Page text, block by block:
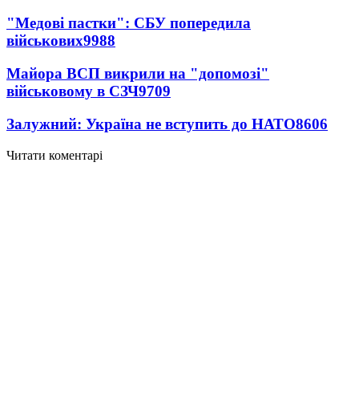
"Медові пастки": СБУ попередила
військових9988
Майора ВСП викрили на "допомозі"
військовому в СЗЧ9709
Залужний: Україна не вступить до НАТО8606
Читати коментарі